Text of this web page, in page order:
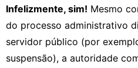
Infelizmente, sim! Mesmo
do processo administrativo
servidor público (por
suspensão), a autoridade